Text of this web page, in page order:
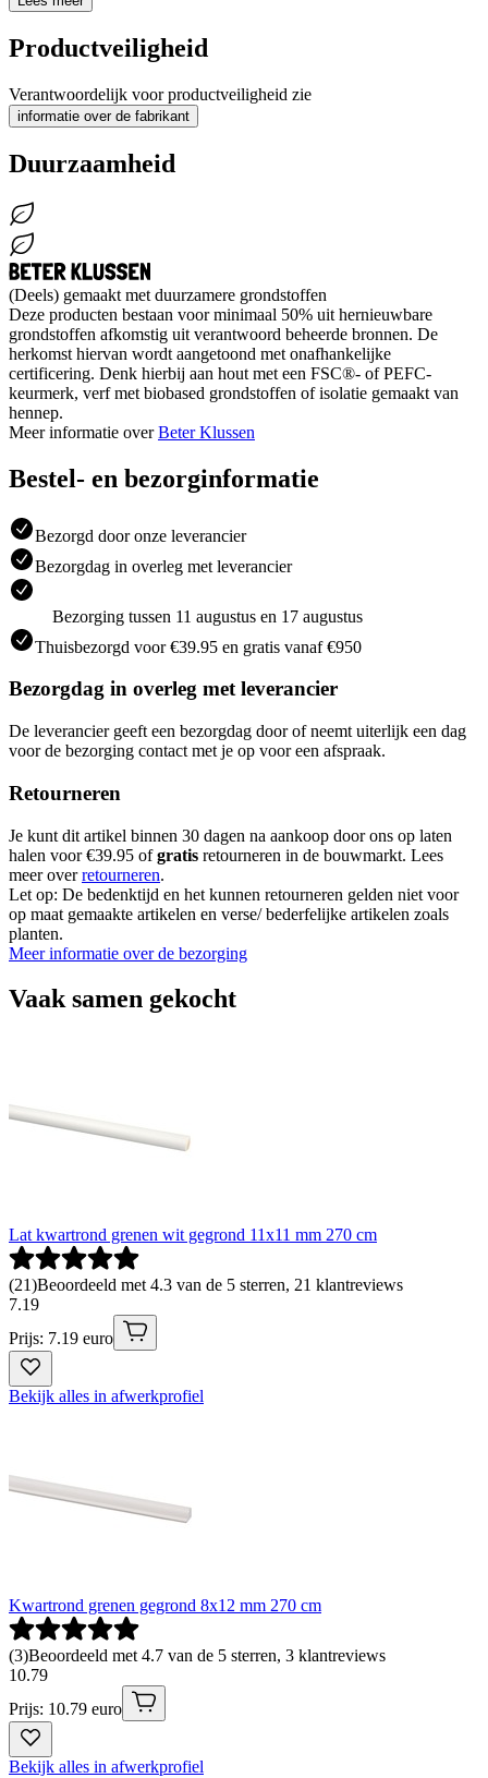
Productveiligheid
Verantwoordelijk voor productveiligheid zie
informatie over de fabrikant
Duurzaamheid
(Deels) gemaakt met duurzamere grondstoffen
Deze producten bestaan voor minimaal 50% uit hernieuwbare
grondstoffen afkomstig uit verantwoord beheerde bronnen. De
herkomst hiervan wordt aangetoond met onafhankelijke
certificering. Denk hierbij aan hout met een FSC®- of PEFC-
keurmerk, verf met biobased grondstoffen of isolatie gemaakt van
hennep.
Meer informatie overBeter Klussen
Bestel- en bezorginformatie
Bezorgd door onze leverancier
Bezorgdag in overleg met leverancier
Bezorging tussen 11 augustus en 17 augustus
Thuisbezorgd voor €39.95 en gratis vanaf €950
Bezorgdag in overleg met leverancier
De leverancier geeft een bezorgdag door of neemt uiterlijk een dag
voor de bezorging contact met je op voor een afspraak.
Retourneren
Je kunt dit artikel binnen 30 dagen na aankoop door ons op laten
halen voor €39.95 ofgratis retourneren in de bouwmarkt. Lees
meer overretourneren.
Let op: De bedenktijd en het kunnen retourneren gelden niet voor
op maat gemaakte artikelen en verse/ bederfelijke artikelen zoals
planten.
Meer informatie over de bezorging
Vaak samen gekocht
Lat kwartrond grenen wit gegrond 11x11 mm 270 cm
(21)Beoordeeld met 4.3 van de 5 sterren, 21 klantreviews
7.19
Prijs: 7.19 euro
Bekijk alles in afwerkprofiel
Kwartrond grenen gegrond 8x12 mm 270 cm
(3)Beoordeeld met 4.7 van de 5 sterren, 3 klantreviews
10.79
Prijs: 10.79 euro
Bekijk alles in afwerkprofiel